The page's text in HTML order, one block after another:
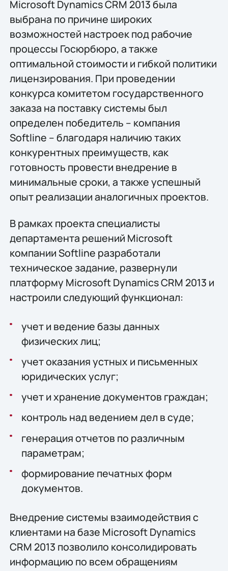
Microsoft Dynamics CRM 2013 была
выбрана по причине широких
возможностей настроек под рабочие
процессы Госюрбюро, а также
оптимальной стоимости и гибкой политики
лицензирования. При проведении
конкурса комитетом государственного
заказа на поставку системы был
определен победитель – компания
Softline – благодаря наличию таких
конкурентных преимуществ, как
готовность провести внедрение в
минимальные сроки, а также успешный
опыт реализации аналогичных проектов.
В рамках проекта специалисты
департамента решений Microsoft
компании Softline разработали
техническое задание, развернули
платформу Microsoft Dynamics CRM 2013 и
настроили следующий функционал:
учет и ведение базы данных
физических лиц;
учет оказания устных и письменных
юридических услуг;
учет и хранение документов граждан;
контроль над ведением дел в суде;
генерация отчетов по различным
параметрам;
формирование печатных форм
документов.
Внедрение системы взаимодействия с
клиентами на базе Microsoft Dynamics
CRM 2013 позволило консолидировать
информацию по всем обращениям